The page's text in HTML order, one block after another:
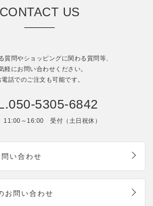
CONTACT US
質問やショッピングに関わる質問等、
軽にお問い合わせください。
電話でのご注文も可能です。
5305-6842
～16:00 受付（土日祝休）
い合わせ
お問い合わせ